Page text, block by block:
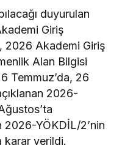
duyurulan
Giriş
2026 Akademi Giriş
Alan Bilgisi
Temmuz’da, 26
2026-
YÖKDİL/2’nin
karar verildi.